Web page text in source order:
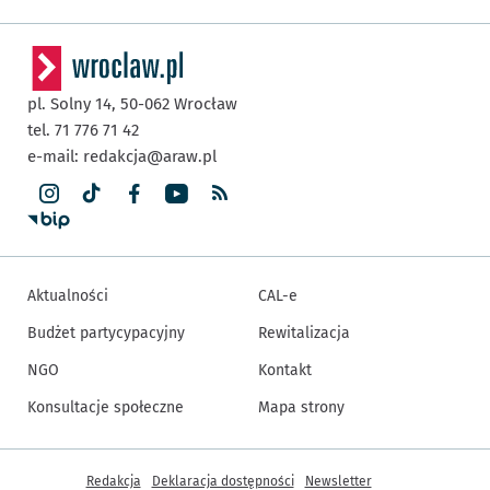
pl. Solny 14, 50-062 Wrocław
tel. 71 776 71 42
e-mail: redakcja@araw.pl
Aktualności
Budżet partycypacyjny
NGO
Konsultacje społeczne
CAL-e
Rewitalizacja
Kontakt
Mapa strony
Inne informacje
Redakcja Deklaracja dostępności Newsletter